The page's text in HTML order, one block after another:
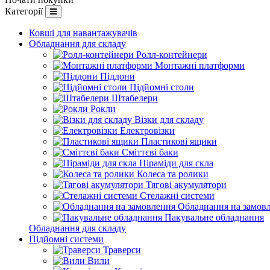
Категорії
Ковші для навантажувачів
Обладнання для складу
Ролл-контейнери
Монтажні платформи
Піддони
Підйомні столи
Штабелери
Рокли
Візки для складу
Електровізки
Пластикові ящики
Сміттєві баки
Піраміди для скла
Колеса та ролики
Тягові акумулятори
Стелажні системи
Обладнання на
Пакувальне обладнання
Обладнання для складу
Підйомні системи
Траверси
Вили